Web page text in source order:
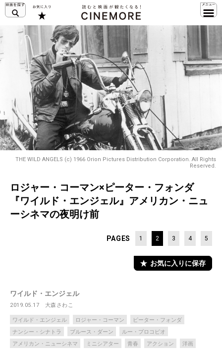
THE WILD ANGELS (c) 1966 Orion Pictures Distribution Corporation. All Rights
Reserved.
ロジャー・コーマン×ピーター・フォンダ
『ワイルド・エンジェル』アメリカン・ニュ
ーシネマの夜明け前
PAGES 1 2 3 4 5
お気に入りに保存
ワイルド・エンジェル
2019.05.17 大森さわこ
ワイルド・エンジェル ロジャー・コーマン
ピーター・フォンダ
ナンシー・シナトラ
ブルース・ダーン
ルー・プロコピオ
アメリカン・ニューシネマ
ミニシアター 青春 アクション 洋画